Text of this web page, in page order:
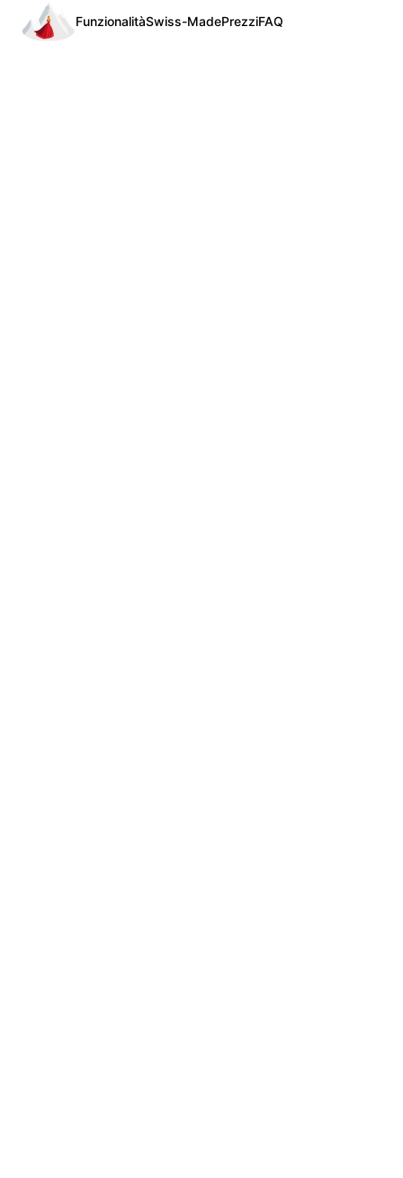
FunzionalitàSwiss-MadePrezziFAQ